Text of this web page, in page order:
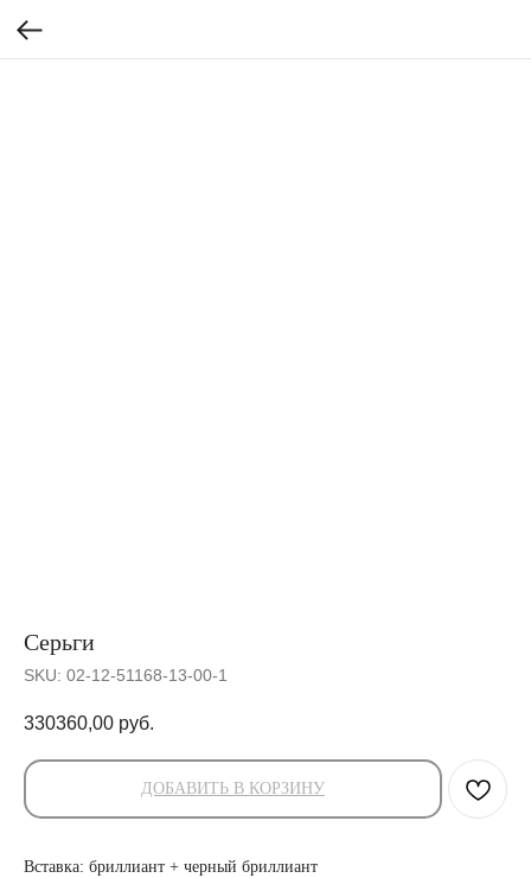
Серьги
SKU: 02-12-51168-13-00-1
330360,00 руб.
ДОБАВИТЬ В КОРЗИНУ
Вставка: бриллиант + черный бриллиант